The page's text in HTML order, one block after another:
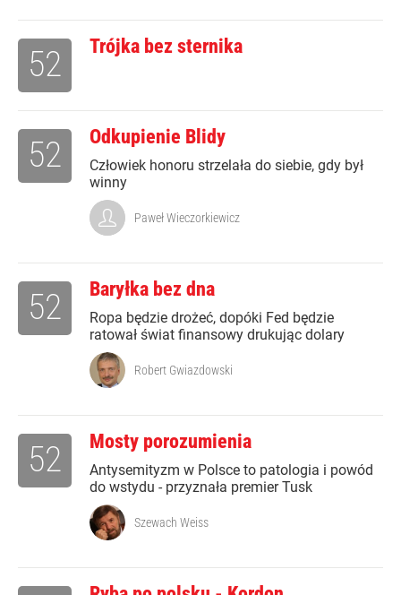
Trójka bez sternika
52
Odkupienie Blidy
Człowiek honoru strzelała do siebie, gdy był
winny
52
Paweł Wieczorkiewicz
Baryłka bez dna
Ropa będzie drożeć, dopóki Fed będzie
ratował świat finansowy drukując dolary
52
Robert Gwiazdowski
Mosty porozumienia
Antysemityzm w Polsce to patologia i powód
do wstydu - przyznała premier Tusk
52
Szewach Weiss